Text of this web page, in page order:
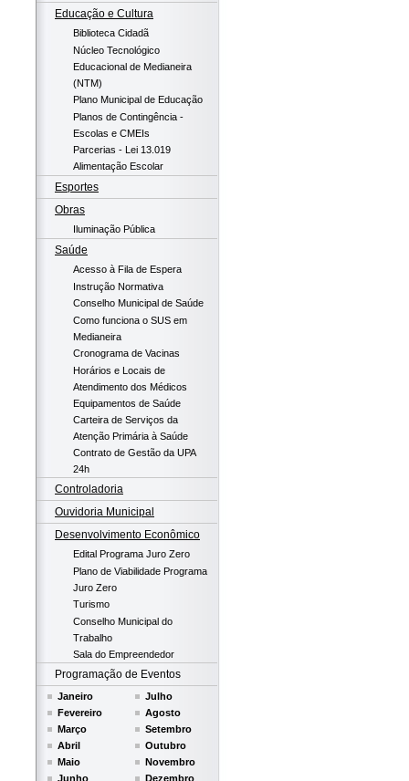
Educação e Cultura
Biblioteca Cidadã
Núcleo Tecnológico
Educacional de Medianeira
(NTM)
Plano Municipal de Educação
Planos de Contingência -
Escolas e CMEIs
Parcerias - Lei 13.019
Alimentação Escolar
Esportes
Obras
Iluminação Pública
Saúde
Acesso à Fila de Espera
Instrução Normativa
Conselho Municipal de Saúde
Como funciona o SUS em
Medianeira
Cronograma de Vacinas
Horários e Locais de
Atendimento dos Médicos
Equipamentos de Saúde
Carteira de Serviços da
Atenção Primária à Saúde
Contrato de Gestão da UPA
24h
Controladoria
Ouvidoria Municipal
Desenvolvimento Econômico
Edital Programa Juro Zero
Plano de Viabilidade Programa
Juro Zero
Turismo
Conselho Municipal do
Trabalho
Sala do Empreendedor
Programação de Eventos
Janeiro
Fevereiro
Março
Abril
Maio
Junho
Julho
Agosto
Setembro
Outubro
Novembro
Dezembro